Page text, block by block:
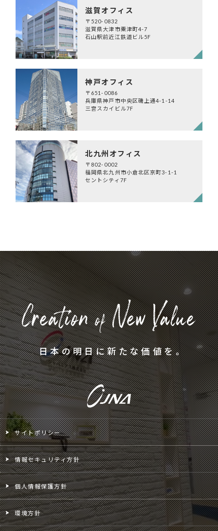
滋賀オフィス
〒520-0832
滋賀県大津市粟津町4-7
石山駅前近江鉄道ビル5F
神戸オフィス
〒651-0086
兵庫県神戸市中央区磯上通4-1-14
三宮スカイビル7F
北九州オフィス
〒802-0002
福岡県北九州市小倉北区京町3-1-1
セントシティ7F
日本の明日に新たな価値を。
サイトポリシー
情報セキュリティ方針
個人情報保護方針
環境方針